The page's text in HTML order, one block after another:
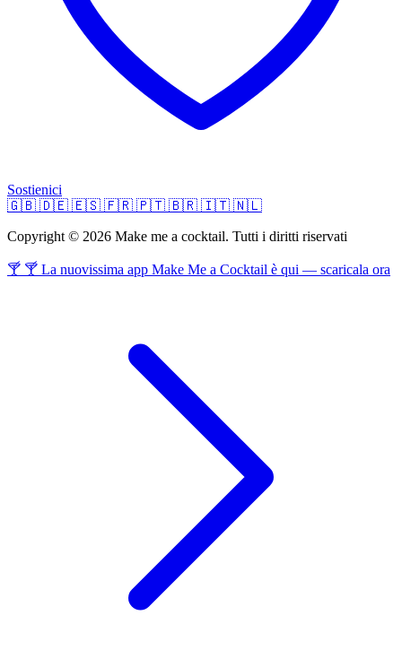
Sostienici
🇬🇧 🇩🇪 🇪🇸 🇫🇷 🇵🇹 🇧🇷 🇮🇹 🇳🇱
Copyright © 2026 Make me a cocktail. Tutti i diritti riservati
🍸 🍸 La nuovissima app Make Me a Cocktail è qui — scaricala ora